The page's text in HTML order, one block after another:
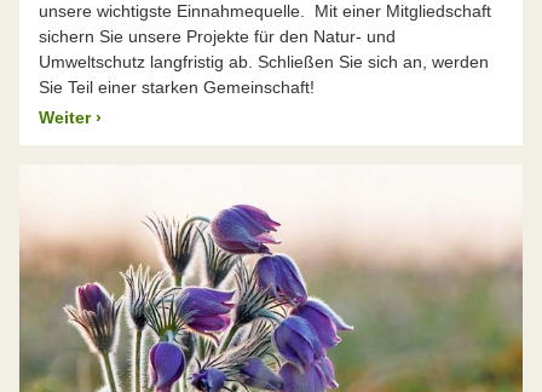
unsere wichtigste Einnahmequelle. Mit einer Mitgliedschaft
sichern Sie unsere Projekte für den Natur- und
Umweltschutz langfristig ab. Schließen Sie sich an, werden
Sie Teil einer starken Gemeinschaft!
Weiter ›